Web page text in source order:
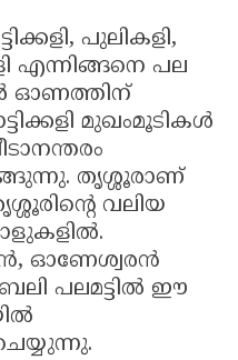
പുലികളി,
എന്നിങ്ങനെ പല
ഓണത്തിന്
മുഖംമൂടികള്‍
തൃശ്ശൂരാണ്
വലിയ
ഓണേശ്വരന്‍
പലമട്ടില്‍ ഈ